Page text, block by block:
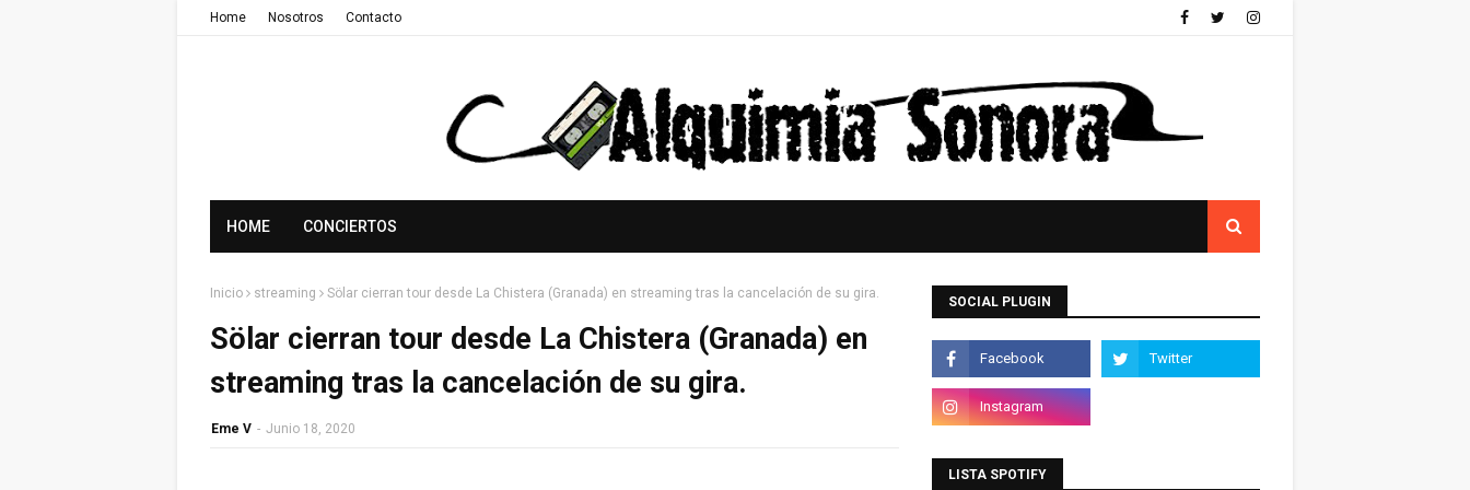
Home Nosotros Contacto
HOME CONCIERTOS
Inicio streaming Sölar cierran tour desde La Chistera (Granada) en streaming tras la cancelación de su gira.
Sölar cierran tour desde La Chistera (Granada) en
streaming tras la cancelación de su gira.
Eme V - Junio 18, 2020
SOCIAL PLUGIN
LISTA SPOTIFY